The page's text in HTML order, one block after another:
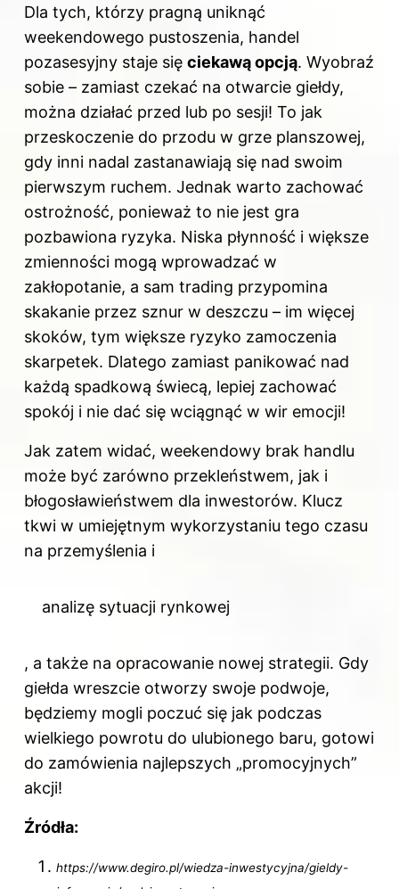
Dla tych, którzy pragną uniknąć
weekendowego pustoszenia, handel
pozasesyjny staje się ciekawą opcją. Wyobraź
sobie – zamiast czekać na otwarcie giełdy,
można działać przed lub po sesji! To jak
przeskoczenie do przodu w grze planszowej,
gdy inni nadal zastanawiają się nad swoim
pierwszym ruchem. Jednak warto zachować
ostrożność, ponieważ to nie jest gra
pozbawiona ryzyka. Niska płynność i większe
zmienności mogą wprowadzać w
zakłopotanie, a sam trading przypomina
skakanie przez sznur w deszczu – im więcej
skoków, tym większe ryzyko zamoczenia
skarpetek. Dlatego zamiast panikować nad
każdą spadkową świecą, lepiej zachować
spokój i nie dać się wciągnąć w wir emocji!
Jak zatem widać, weekendowy brak handlu
może być zarówno przekleństwem, jak i
błogosławieństwem dla inwestorów. Klucz
tkwi w umiejętnym wykorzystaniu tego czasu
na przemyślenia i
analizę sytuacji rynkowej
, a także na opracowanie nowej strategii. Gdy
giełda wreszcie otworzy swoje podwoje,
będziemy mogli poczuć się jak podczas
wielkiego powrotu do ulubionego baru, gotowi
do zamówienia najlepszych „promocyjnych”
akcji!
Źródła:
https://www.degiro.pl/wiedza-inwestycyjna/gieldy-